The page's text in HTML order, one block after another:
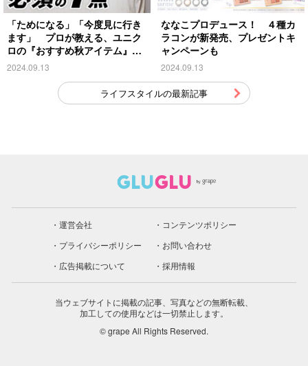
「ためになる」「今度見に行き
ます」 プロが教える、ユニク
ロの『おすすめ秋アイテム』が
こちら
2024.09.13
ななこプロデュース！ ４種カ
ラコンが新発売、プレゼントキ
ャンペーンも
2024.09.13
ライフスタイルの最新記事
運営会社
コンテンツポリシー
プライバシーポリシー
お問い合わせ
広告掲載について
採用情報
当ウェブサイトに掲載の記事、写真などの無断転載、
加工しての使用などは一切禁止します。
© grape All Rights Reserved.